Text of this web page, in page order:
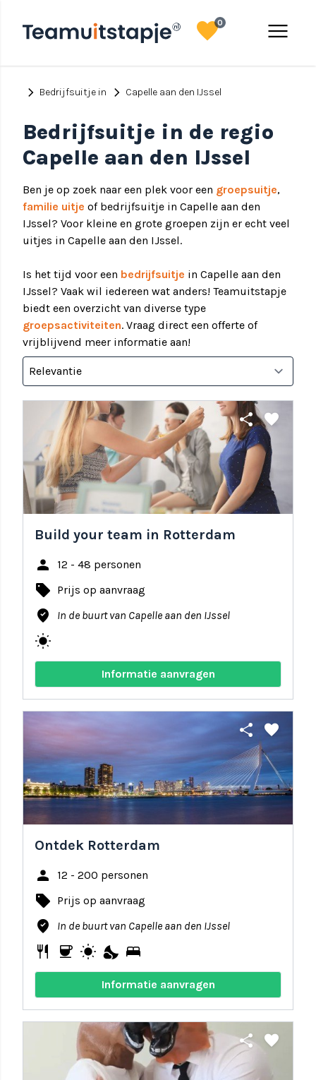
menu
favorite0
chevron_right Bedrijfsuitje in chevron_right Capelle aan den IJssel
Bedrijfsuitje in de regio
Capelle aan den IJssel
Ben je op zoek naar een plek voor een groepsuitje,
familie uitje of bedrijfsuitje in Capelle aan den
IJssel? Voor kleine en grote groepen zijn er echt veel
uitjes in Capelle aan den IJssel.
Is het tijd voor een bedrijfsuitje in Capelle aan den
IJssel? Vaak wil iedereen wat anders! Teamuitstapje
biedt een overzicht van diverse type
groepsactiviteiten. Vraag direct een offerte of
vrijblijvend meer informatie aan!
share favorite
Build your team in Rotterdam
person 12 - 48 personen
local_offer Prijs op aanvraag
where_to_vote In de buurt van Capelle aan den IJssel
wb_sunny
Informatie aanvragen
share favorite
Ontdek Rotterdam
person 12 - 200 personen
local_offer Prijs op aanvraag
where_to_vote In de buurt van Capelle aan den IJssel
restaurant coffee wb_sunny nights_stay bed
Informatie aanvragen
share favorite